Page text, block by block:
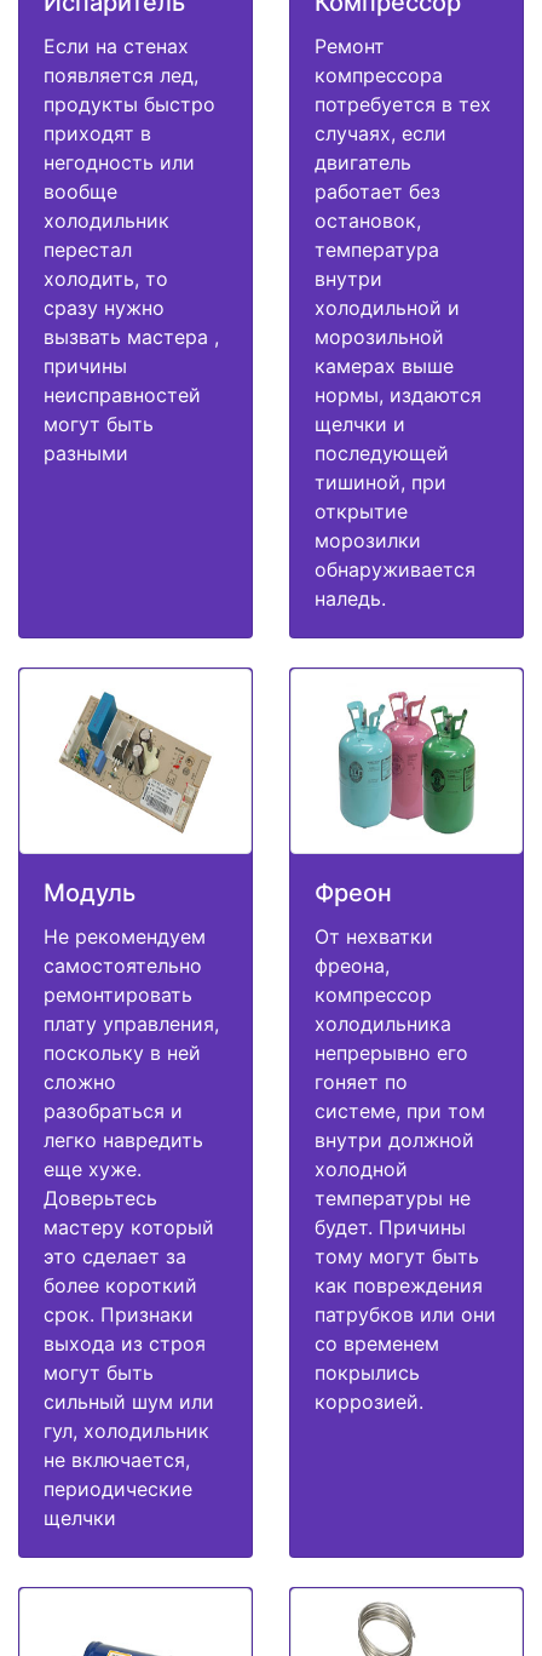
Если на стенах
появляется лед,
продукты быстро
приходят в
негодность или
вообще
холодильник
перестал
холодить, то
сразу нужно
вызвать мастера ,
причины
неисправностей
могут быть
разными
Ремонт
компрессора
потребуется в тех
случаях, если
двигатель
работает без
остановок,
температура
внутри
холодильной и
морозильной
камерах выше
нормы, издаются
щелчки и
последующей
тишиной, при
открытие
морозилки
обнаруживается
наледь.
Модуль
Не рекомендуем
самостоятельно
ремонтировать
плату управления,
поскольку в ней
сложно
разобраться и
легко навредить
еще хуже.
Доверьтесь
мастеру который
это сделает за
более короткий
срок. Признаки
выхода из строя
могут быть
сильный шум или
гул, холодильник
не включается,
периодические
щелчки
Фреон
От нехватки
фреона,
компрессор
холодильника
непрерывно его
гоняет по
системе, при том
внутри должной
холодной
температуры не
будет. Причины
тому могут быть
как повреждения
патрубков или они
со временем
покрылись
коррозией.